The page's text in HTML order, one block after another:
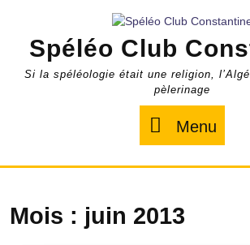
contentSpéléo Club
Si la spéléologie était une religion,
pèlerinage
Menu
Mois : juin 2013